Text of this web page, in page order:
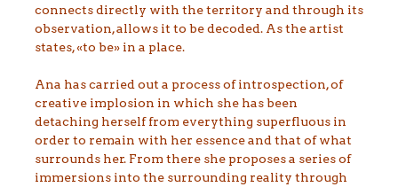
connects directly with the territory and through its
observation, allows it to be decoded. As the artist
states, «to be» in a place.
Ana has carried out a process of introspection, of
creative implosion in which she has been
detaching herself from everything superfluous in
order to remain with her essence and that of what
surrounds her. From there she proposes a series of
immersions into the surrounding reality through